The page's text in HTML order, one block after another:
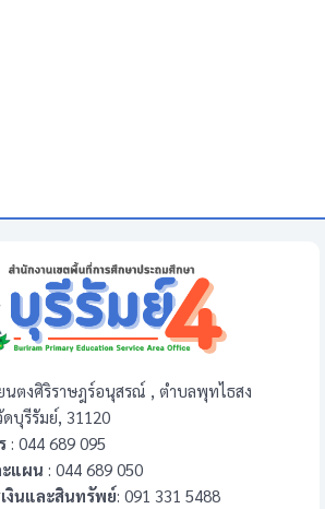
ยนตงศิริราษฎร์อนุสรณ์ , ตำบลพุทไธสง
บุรีรัมย์, 31120
: 044 689 095
แผน : 044 689 050
งินและสินทรัพย์: 091 331 5488